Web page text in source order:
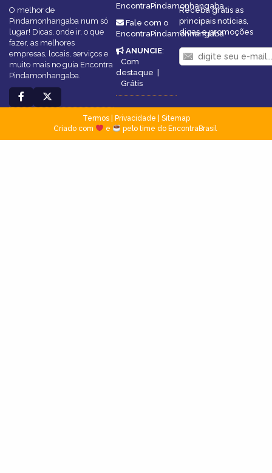
O melhor de
Pindamonhangaba num só
lugar! Dicas, onde ir, o que
fazer, as melhores
empresas, locais, serviços e
muito mais no guia Encontra
Pindamonhangaba.
EncontraPindamonhangaba
Fale com o
EncontraPindamonhangaba
ANUNCIE:
Com
destaque |
Grátis
Receba grátis as
principais notícias,
dicas e promoções
Termos| Privacidade
Sitemap
Criado com
e pelo time do EncontraBrasil